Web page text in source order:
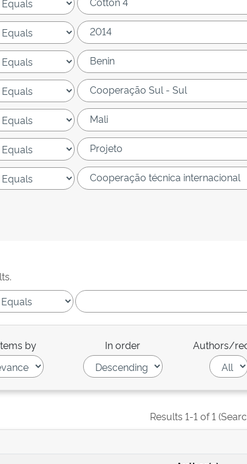
by In order Authors/
Results 1-1 of 1